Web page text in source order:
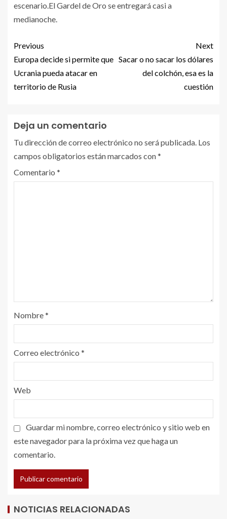
escenario.El Gardel de Oro se entregará casi a
medianoche.
Previous
Europa decide si permite que
Ucrania pueda atacar en
territorio de Rusia
Next
Sacar o no sacar los dólares
del colchón, esa es la
cuestión
Deja un comentario
Tu dirección de correo electrónico no será publicada. Los
campos obligatorios están marcados con*
Comentario *
Nombre*
Correo electrónico *
Web
Guardar mi nombre, correo electrónico y sitio web en
este navegador para la próxima vez que haga un
comentario.
NOTICIAS RELACIONADAS